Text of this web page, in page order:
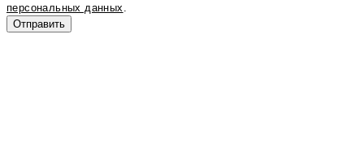
персональных данных